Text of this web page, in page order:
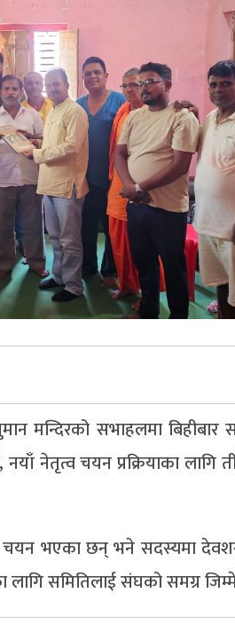
मन्दिरको सभाहलमा बिहीबार
नयाँ नेतृत्व चयन प्रक्रियाका
भएका छन् भने सदस्यमा
समितिलाई संघको समग्र